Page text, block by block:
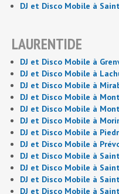
DJ et Disco Mobile à
LAURENTIDE
DJ et Disco Mobile à
DJ et Disco Mobile à
DJ et Disco Mobile à
DJ et Disco Mobile à
DJ et Disco Mobile à
DJ et Disco Mobile à
DJ et Disco Mobile à
DJ et Disco Mobile à
DJ et Disco Mobile à
DJ et Disco Mobile à
DJ et Disco Mobile à
DJ et Disco Mobile à